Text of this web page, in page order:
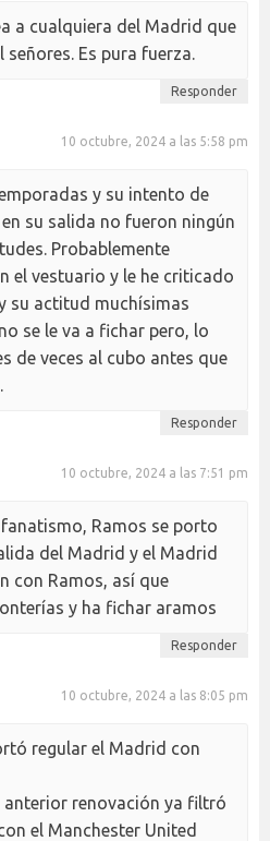
a cualquiera del Madrid que
señores. Es pura fuerza.
Responder
10 octubre, 2024 a las 5:58 pm
y su intento de
su salida no fueron ningún
Probablemente
el vestuario y le he criticado
su actitud muchísimas
se le va a fichar pero, lo
de veces al cubo antes que
Responder
10 octubre, 2024 a las 7:51 pm
fanatismo, Ramos se porto
del Madrid y el Madrid
con Ramos, así que
y ha fichar aramos
Responder
10 octubre, 2024 a las 8:05 pm
regular el Madrid con
anterior renovación ya filtró
el Manchester United